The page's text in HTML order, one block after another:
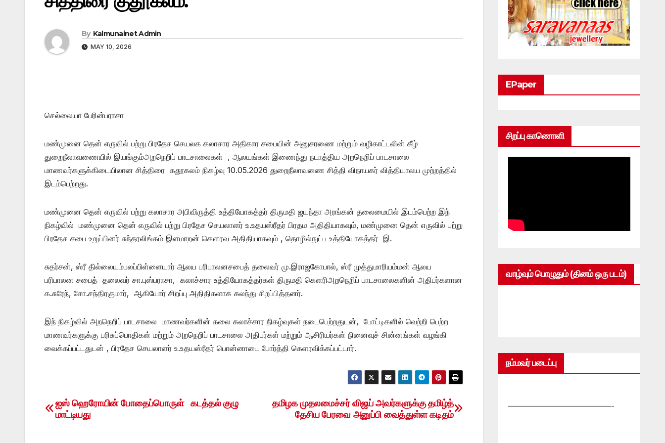
By Kalmunainet Admin
MAY 10, 2026
செல்லையா பேரின்பராசா
மண்முனை தென் எருவில் பற்று பிரதேச செயலக கலாசார அதிகார சபையின் அனுசரணை மற்றும் வழிகாட்டலின் கீழ்
துறைநீலாவணையில் இயங்கும்அறநெறிப் பாடசாலைகள் , ஆலயங்கள் இணைந்து நடாத்திய அறநெறிப் பாடசாலை
மாணவர்களுக்கிடையிலான சித்திரை கதூகலம் நிகழ்வு 10.05.2026 துறைநீலாவணை சித்தி விநாயகர் வித்தியாலய முற்றத்தில்
இடம்பெற்றது.
மண்முனை தென் எருவில் பற்று கலாசார அபிவிருத்தி உத்தியோகத்தர் திருமதி ஜயந்தா அரங்கன் தலைமையில் இடம்பெற்ற இந்
நிகழ்வில் மண்முனை தென் எருவில் பற்று பிரதேச செயலாளர் உ.உதயஸ்ரீதர் பிரதம அதிதியாகவும், மண்முனை தென் எருவில் பற்று
பிரதேச சபை உறுப்பினர் சுந்தரலிங்கம் இளமாறன் கௌரவ அதிதியாகவும் , தொழில்நுட்ப உத்தியோகத்தர் இ.
சுதர்சன், ஸ்ரீ தில்லையம்பலப்பிள்ளையார் ஆலய பரிபாலனசபைத் தலைவர் மு.இராஜகோபால், ஸ்ரீ முத்துமாரியம்மன் ஆலய
பரிபாலன சபைத் தலைவர் சா.புஸ்பராசா, கலாச்சார உத்தியோகத்தர்கள் திருமதி கௌரிஅறநெறிப் பாடசாலைகளின் அதிபர்களான
க.சுரேந், சோ.சந்திரகுமார், ஆகியோர் சிறப்பு அதிதிகளாக கலந்து சிறப்பித்தனர்.
இந் நிகழ்வில் அறநெறிப் பாடசாலை மாணவர்களின் கலை கலாச்சார நிகழ்வுகள் நடைபெற்றதுடன், போட்டிகளில் வெற்றி பெற்ற
மாணவர்களுக்கு பரிசுப்பொதிகள் மற்றும் அறநெறிப் பாடசாலை அதிபர்கள் மற்றும் ஆசிரியர்கள் நினைவுச் சின்னங்கள் வழங்கி
வைக்கப்பட்டதுடன் , பிரதேச செயலாளர் உ.உதயஸ்ரீதர் பொன்னாடை போர்த்தி கெளரவிக்கப்பட்டார்.
Post
தமிழக முதலமைச்சர் விஜய் அவர்களுக்கு தமிழ்த்
தேசிய பேரவை அனுப்பி வைத்துள்ள கடிதம்
ஐஸ் ஹெரோயின் போதைப்பொருள் கடத்தல் குழு
மாட்டியது
EPaper
சிறப்பு காணொளி
வாழ்வும் பொழுதும் (தினம் ஒரு படம்)
நம்மவர் படைப்பு
—————————————-